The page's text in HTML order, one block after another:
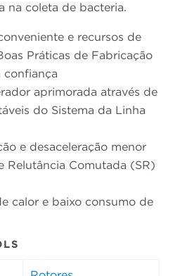
na coleta de bacteria.
e recursos de
Práticas de Fabricação
confiança
aprimorada através de
do Sistema da Linha
e desaceleração menor
Relutância Comutada (SR)
calor e baixo consumo de